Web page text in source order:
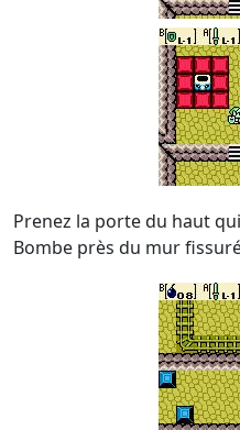
Prenez la porte du haut
Bombe près du mur